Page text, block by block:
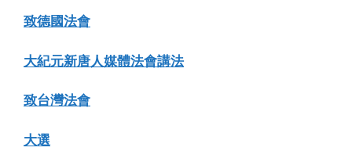
致德國法會
大紀元新唐人媒體法會講法
致台灣法會
大選